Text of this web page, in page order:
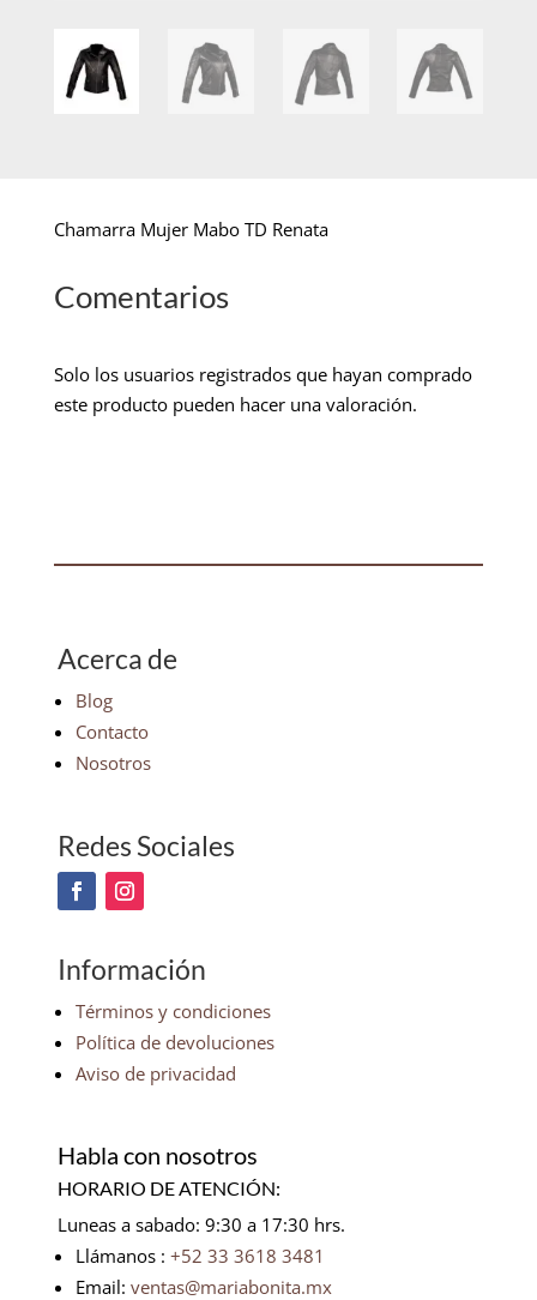
Chamarra Mujer Mabo TD Renata
Comentarios
Solo los usuarios registrados que hayan comprado
este producto pueden hacer una valoración.
Acerca de
Blog
Contacto
Nosotros
Redes Sociales
Información
Términos y condiciones
Política de devoluciones
Aviso de privacidad
Habla con nosotros
HORARIO DE ATENCIÓN:
Luneas a sabado: 9:30 a 17:30 hrs.
Llámanos : +52 33 3618 3481
Email: ventas@mariabonita.mx